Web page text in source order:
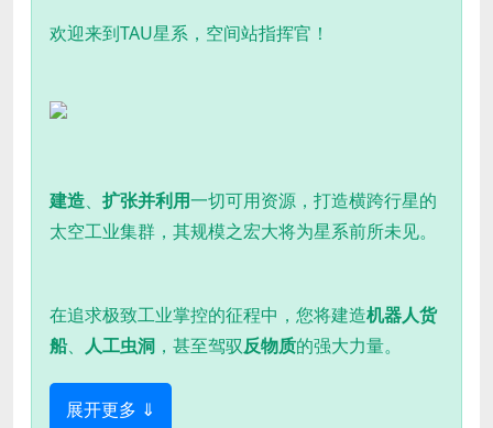
欢迎来到TAU星系，空间站指挥官！
建造、 扩张并利用一切可用资源，打造横跨行星的
太空工业集群，其规模之宏大将为星系前所未见。
在追求极致工业掌控的征程中，您将建造机器人货
船、 人工虫洞 ，甚至驾驭反物质的强大力量。
展开更多 ⇓